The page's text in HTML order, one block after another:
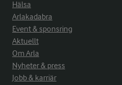
Hälsa
Arlakadabra
Event & sponsring
Aktuellt
Om Arla
Nyheter & press
Jobb & karriär